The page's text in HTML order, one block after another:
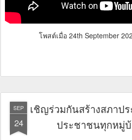
โพสต์เมื่อ 24th September
SEP
24
เชิญร่วมกันสร้างสภาป
ประชาชนทุกหมู่